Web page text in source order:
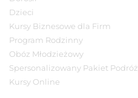
Dzieci
Kursy Biznesowe dla Firm
Program Rodzinny
Obóz Młodzieżowy
Spersonalizowany Pakiet
Kursy Online